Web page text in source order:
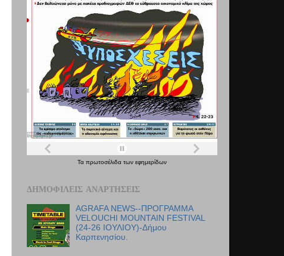
Τα πρωτοσέλιδα των εφημερίδων
ΔΗΜΟΦΙΛΕΊΣ ΑΝΑΡΤΉΣΕΙΣ
AGRAFA NEWS--ΠΡΟΓΡΑΜΜΑ
VELOUCHI MOUNTAIN FESTIVAL
(24-26 ΙΟΥΛΙΟΥ)-Δήμου
Καρπενησίου.